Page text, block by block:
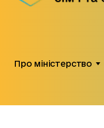
Про міністерство